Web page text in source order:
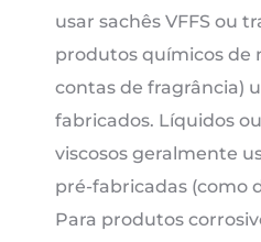
usar sachês VFFS ou
produtos químicos de
contas de fragrância)
fabricados. Líquidos
viscosos geralmente
pré-fabricadas (como
Para produtos